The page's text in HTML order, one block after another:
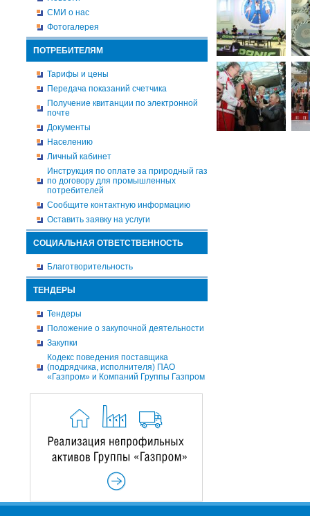
СМИ о нас
Фотогалерея
ПОТРЕБИТЕЛЯМ
Тарифы и цены
Передача показаний счетчика
Получение квитанции по электронной
почте
Документы
Населению
Личный кабинет
Инструкция по оплате за природный газ
по договору для промышленных
потребителей
Сообщите контактную информацию
Оставить заявку на услуги
СОЦИАЛЬНАЯ ОТВЕТСТВЕННОСТЬ
Благотворительность
ТЕНДЕРЫ
Тендеры
Положение о закупочной деятельности
Закупки
Кодекс поведения поставщика
(подрядчика, исполнителя) ПАО
«Газпром» и Компаний Группы Газпром